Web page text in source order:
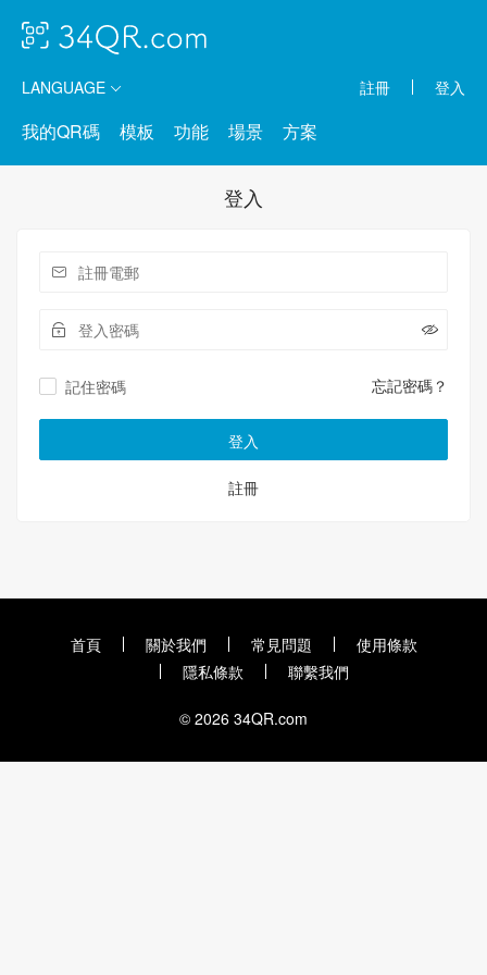
LANGUAGE 註冊 登入
我的QR碼 模板 功能 場景 方案
登入
記住密碼 忘記密碼？
登入
註冊
首頁 關於我們 常見問題
使用條款
隱私條款
聯繫我們
© 2026 34QR.com